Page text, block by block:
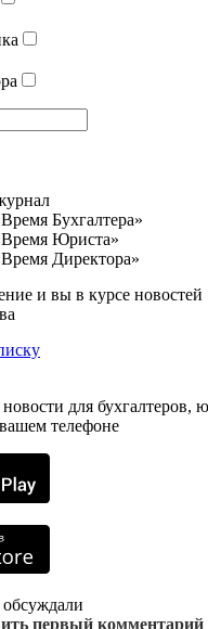
Бухгалтера»
Юриста»
Директора»
и вы в курсе новостей
для бухгалтеров,
телефоне
первый комментарий